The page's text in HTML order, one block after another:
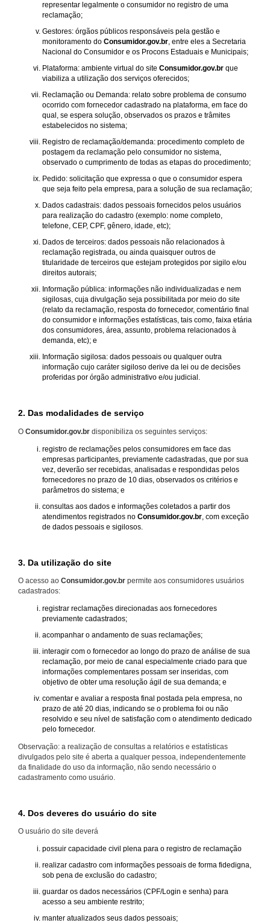
representar legalmente o consumidor no registro de uma
reclamação;
Gestores: órgãos públicos responsáveis pela gestão e
monitoramento do Consumidor.gov.br, entre eles a Secretaria
Nacional do Consumidor e os Procons Estaduais e Municipais;
Plataforma: ambiente virtual do site Consumidor.gov.br que
viabiliza a utilização dos serviços oferecidos;
Reclamação ou Demanda: relato sobre problema de consumo
ocorrido com fornecedor cadastrado na plataforma, em face do
qual, se espera solução, observados os prazos e trâmites
estabelecidos no sistema;
Registro de reclamação/demanda: procedimento completo de
postagem da reclamação pelo consumidor no sistema,
observado o cumprimento de todas as etapas do procedimento;
Pedido: solicitação que expressa o que o consumidor espera
que seja feito pela empresa, para a solução de sua reclamação;
Dados cadastrais: dados pessoais fornecidos pelos usuários
para realização do cadastro (exemplo: nome completo,
telefone, CEP, CPF, gênero, idade, etc);
Dados de terceiros: dados pessoais não relacionados à
reclamação registrada, ou ainda quaisquer outros de
titularidade de terceiros que estejam protegidos por sigilo e/ou
direitos autorais;
Informação pública: informações não individualizadas e nem
sigilosas, cuja divulgação seja possibilitada por meio do site
(relato da reclamação, resposta do fornecedor, comentário final
do consumidor e informações estatísticas, tais como, faixa etária
dos consumidores, área, assunto, problema relacionados à
demanda, etc); e
Informação sigilosa: dados pessoais ou qualquer outra
informação cujo caráter sigiloso derive da lei ou de decisões
proferidas por órgão administrativo e/ou judicial.
2. Das modalidades de serviço
O Consumidor.gov.br disponibiliza os seguintes serviços:
registro de reclamações pelos consumidores em face das
empresas participantes, previamente cadastradas, que por sua
vez, deverão ser recebidas, analisadas e respondidas pelos
fornecedores no prazo de 10 dias, observados os critérios e
parâmetros do sistema; e
consultas aos dados e informações coletados a partir dos
atendimentos registrados no Consumidor.gov.br , com exceção
de dados pessoais e sigilosos.
3. Da utilização do site
O acesso ao Consumidor.gov.br permite aos consumidores usuários
cadastrados:
registrar reclamações direcionadas aos fornecedores
previamente cadastrados;
acompanhar o andamento de suas reclamações;
interagir com o fornecedor ao longo do prazo de análise de sua
reclamação, por meio de canal especialmente criado para que
informações complementares possam ser inseridas, com
objetivo de obter uma resolução ágil de sua demanda; e
comentar e avaliar a resposta final postada pela empresa, no
prazo de até 20 dias, indicando se o problema foi ou não
resolvido e seu nível de satisfação com o atendimento dedicado
pelo fornecedor.
Observação: a realização de consultas a relatórios e estatísticas
divulgados pelo site é aberta a qualquer pessoa, independentemente
da finalidade do uso da informação, não sendo necessário o
cadastramento como usuário.
4. Dos deveres do usuário do site
O usuário do site deverá
possuir capacidade civil plena para o registro de reclamação
realizar cadastro com informações pessoais de forma fidedigna,
sob pena de exclusão do cadastro;
guardar os dados necessários (CPF/Login e senha) para
acesso a seu ambiente restrito;
manter atualizados seus dados pessoais;